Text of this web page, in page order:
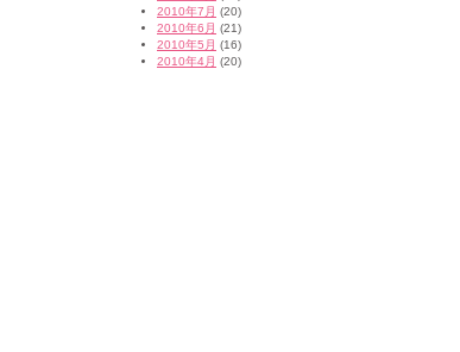
2010年7月 (20)
2010年6月 (21)
2010年5月 (16)
2010年4月 (20)